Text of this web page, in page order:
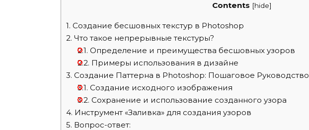
Contents [hide]
1. Создание бесшовных текстур в Photoshop
2. Что такое непрерывные текстуры?
2.1. Определение и преимущества бесшовных узоров
2.2. Примеры использования в дизайне
3. Создание Паттерна в Photoshop: Пошаговое Руководство
3.1. Создание исходного изображения
3.2. Сохранение и использование созданного узора
4. Инструмент «Заливка» для создания узоров
5. Вопрос-ответ: